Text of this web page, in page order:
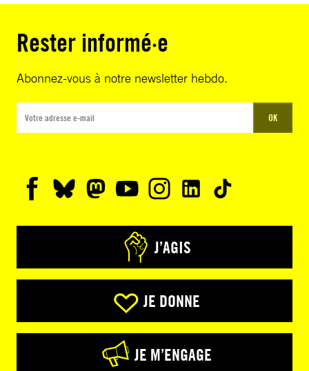
Rester informé·e
Abonnez-vous à notre newsletter hebdo.
OK
J’AGIS
JE DONNE
JE M’ENGAGE